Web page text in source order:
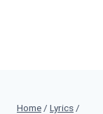
Home / Lyrics /